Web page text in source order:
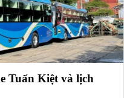
Tuấn Kiệt và lịch